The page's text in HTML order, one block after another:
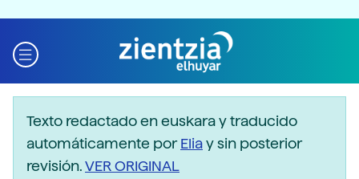
Texto redactado en euskara y traducido
automáticamente porEliay sin posterior
revisión.VER ORIGINAL